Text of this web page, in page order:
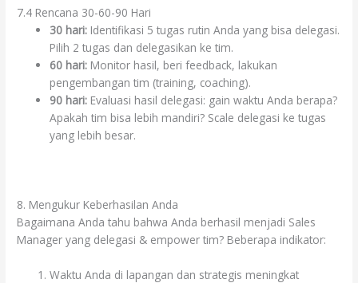
7.4 Rencana 30-60-90 Hari
30 hari: Identifikasi 5 tugas rutin Anda yang bisa delegasi.
Pilih 2 tugas dan delegasikan ke tim.
60 hari: Monitor hasil, beri feedback, lakukan
pengembangan tim (training, coaching).
90 hari: Evaluasi hasil delegasi: gain waktu Anda berapa?
Apakah tim bisa lebih mandiri? Scale delegasi ke tugas
yang lebih besar.
8. Mengukur Keberhasilan Anda
Bagaimana Anda tahu bahwa Anda berhasil menjadi Sales
Manager yang delegasi & empower tim? Beberapa indikator:
Waktu Anda di lapangan dan strategis meningkat